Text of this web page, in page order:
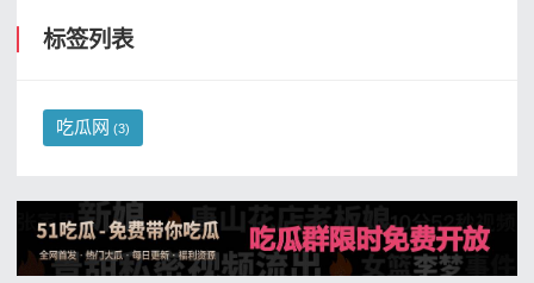
标签列表
吃瓜网 (3)